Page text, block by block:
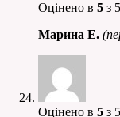
Оцінено в 5 з 5
Марина Е.
Оцінено в 5 з 5